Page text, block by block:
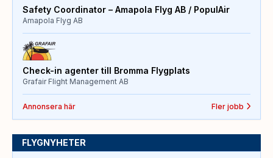
Safety Coordinator – Amapola Flyg AB / PopulAir
Amapola Flyg AB
Check-in agenter till Bromma Flygplats
Grafair Flight Management AB
Annonsera här Fler jobb
FLYGNYHETER